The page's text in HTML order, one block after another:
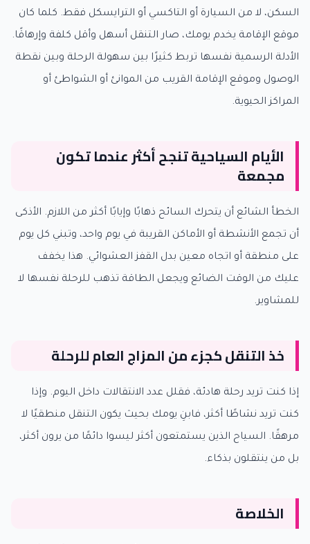
السكن، لا من السيارة أو التاكسي أو الترايسكل فقط. كلما كان
موقع الإقامة يخدم يومك، صار التنقل أسهل وأقل كلفة وإرهاقًا.
الأدلة الرسمية نفسها تربط كثيرًا بين سهولة الرحلة وبين نقطة
الوصول وموقع الإقامة القريب من الموانئ أو الشواطئ أو
المراكز الحيوية.
الأيام السياحية تنجح أكثر عندما تكون
مجمعة
الخطأ الشائع أن يتحرك السائح ذهابًا وإيابًا أكثر من اللازم. الأذكى
أن تجمع الأنشطة أو الأماكن القريبة في يوم واحد، وتبني كل يوم
على منطقة أو اتجاه معين بدل القفز العشوائي. هذا يخفف
عليك من الوقت الضائع ويجعل الطاقة تذهب للرحلة نفسها لا
للمشاوير.
خذ التنقل كجزء من المزاج العام للرحلة
إذا كنت تريد رحلة هادئة، فقلل عدد الانتقالات داخل اليوم. وإذا
كنت تريد نشاطًا أكثر، فابنِ يومك بحيث يكون التنقل منطقيًا لا
مرهقًا. السياح الذين يستمتعون أكثر ليسوا دائمًا من يرون أكثر،
بل من ينتقلون بذكاء.
الخلاصة